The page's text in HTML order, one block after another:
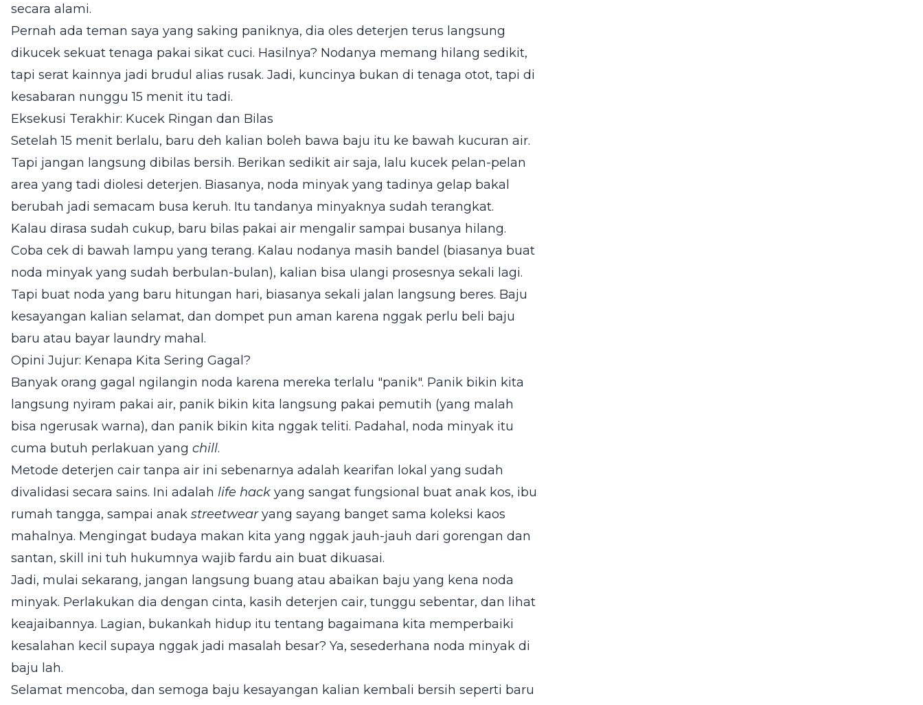
secara alami.
Pernah ada teman saya yang saking paniknya, dia oles deterjen terus langsung
dikucek sekuat tenaga pakai sikat cuci. Hasilnya? Nodanya memang hilang sedikit,
tapi serat kainnya jadi brudul alias rusak. Jadi, kuncinya bukan di tenaga otot, tapi di
kesabaran nunggu 15 menit itu tadi.
Eksekusi Terakhir: Kucek Ringan dan Bilas
Setelah 15 menit berlalu, baru deh kalian boleh bawa baju itu ke bawah kucuran air.
Tapi jangan langsung dibilas bersih. Berikan sedikit air saja, lalu kucek pelan-pelan
area yang tadi diolesi deterjen. Biasanya, noda minyak yang tadinya gelap bakal
berubah jadi semacam busa keruh. Itu tandanya minyaknya sudah terangkat.
Kalau dirasa sudah cukup, baru bilas pakai air mengalir sampai busanya hilang.
Coba cek di bawah lampu yang terang. Kalau nodanya masih bandel (biasanya buat
noda minyak yang sudah berbulan-bulan), kalian bisa ulangi prosesnya sekali lagi.
Tapi buat noda yang baru hitungan hari, biasanya sekali jalan langsung beres. Baju
kesayangan kalian selamat, dan dompet pun aman karena nggak perlu beli baju
baru atau bayar laundry mahal.
Opini Jujur: Kenapa Kita Sering Gagal?
Banyak orang gagal ngilangin noda karena mereka terlalu "panik". Panik bikin kita
langsung nyiram pakai air, panik bikin kita langsung pakai pemutih (yang malah
bisa ngerusak warna), dan panik bikin kita nggak teliti. Padahal, noda minyak itu
cuma butuh perlakuan yang chill.
Metode deterjen cair tanpa air ini sebenarnya adalah kearifan lokal yang sudah
divalidasi secara sains. Ini adalah life hack yang sangat fungsional buat anak kos, ibu
rumah tangga, sampai anak streetwearyang sayang banget sama koleksi kaos
mahalnya. Mengingat budaya makan kita yang nggak jauh-jauh dari gorengan dan
santan, skill ini tuh hukumnya wajib fardu ain buat dikuasai.
Jadi, mulai sekarang, jangan langsung buang atau abaikan baju yang kena noda
minyak. Perlakukan dia dengan cinta, kasih deterjen cair, tunggu sebentar, dan lihat
keajaibannya. Lagian, bukankah hidup itu tentang bagaimana kita memperbaiki
kesalahan kecil supaya nggak jadi masalah besar? Ya, sesederhana noda minyak di
baju lah.
Selamat mencoba, dan semoga baju kesayangan kalian kembali bersih seperti baru